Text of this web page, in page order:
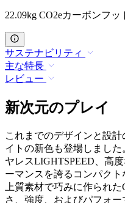
22.09kg CO2eカーボンフッ
サステナビリティ
主な特長
レビュー
新次元のプレイ
これまでのデザインと設
イトの新色も登場しまし
ヤレスLIGHTSPEED、高
ーマンスを誇るコンパクト
上質素材で巧みに作られ
さ、強度、およびパフォ